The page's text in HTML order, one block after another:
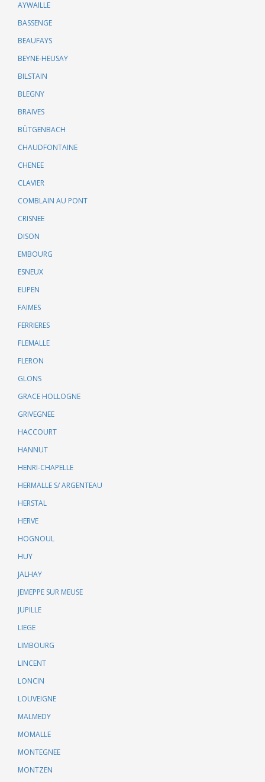
AYWAILLE
BASSENGE
BEAUFAYS
BEYNE-HEUSAY
BILSTAIN
BLEGNY
BRAIVES
BÜTGENBACH
CHAUDFONTAINE
CHENEE
CLAVIER
COMBLAIN AU PONT
CRISNEE
DISON
EMBOURG
ESNEUX
EUPEN
FAIMES
FERRIERES
FLEMALLE
FLERON
GLONS
GRACE HOLLOGNE
GRIVEGNEE
HACCOURT
HANNUT
HENRI-CHAPELLE
HERMALLE S/ ARGENTEAU
HERSTAL
HERVE
HOGNOUL
HUY
JALHAY
JEMEPPE SUR MEUSE
JUPILLE
LIEGE
LIMBOURG
LINCENT
LONCIN
LOUVEIGNE
MALMEDY
MOMALLE
MONTEGNEE
MONTZEN